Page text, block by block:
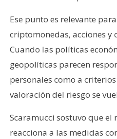
Ese punto es relevante
criptomonedas, acciones y
Cuando las políticas
geopolíticas parecen
personales como a
valoración del riesgo se
Scaramucci sostuvo que el
reacciona a las medidas